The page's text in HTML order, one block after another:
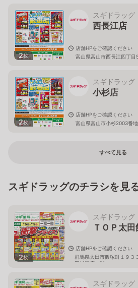
2枚
スギドラッグ
西長江店
店舗HPをご確認ください
富山県富山市西長江四丁目
2枚
スギドラッグ
小杉店
店舗HPをご確認ください
富山県富山市小杉2003番地
すべて見る
スギドラッグのチラシを見
2枚
スギドラッグ
ＴＯＰ太
店舗HPをご確認ください
群馬県太田市飯塚町１９
田飯塚店１階
スギドラッグ